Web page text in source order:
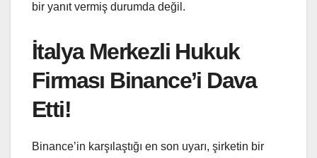
bir yanıt vermiş durumda değil.
İtalya Merkezli Hukuk
Firması Binance’i Dava
Etti!
Binance’in karşılaştığı en son uyarı, şirketin bir